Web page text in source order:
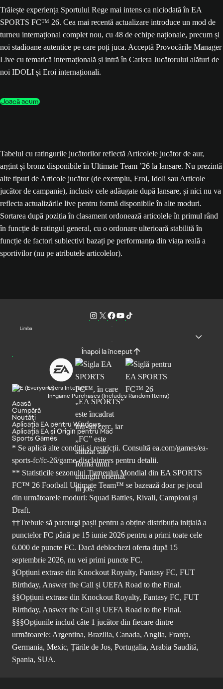
Trăiește experiența Sportului Rege mai intens ca niciodată în EA
SPORTS FC™ 26. Cea mai recentă actualizare introduce un mod de
turneu internațional complet nou, cu 48 de echipe naționale, precum și
noi stadioane autentice pe care poți juca. Acceptă Provocările Manager
Live cu tematică internațională și intră în Cariera Jucătorului alături de
noi IDOLI și Eroi internaționali.
Joacă acum
Tabelul cu ratingurile jucătorilor reflectă Articolele jucător de aur,
argint și bronz disponibile în Ultimate Team ’26 la lansare. Nu prezintă
alte tipuri de Articole jucător (de exemplu, Eroi, Idoli sau Articole
jucător de campanie), inclusiv cele adăugate după lansare, și nici nu va
reflecta actualizările live pentru formă disponibile în alte moduri.
Sortarea după poziția în clasament ordonează articolele în primul rând
în funcție de ratingul general, cu o ordonare ulterioară stabilită în
funcție de factori subiectivi bazați pe performanța din viața reală a
sportivilor (nu pe atributele articolelor).
Limba
Înapoi la început
Users Interact
In-game Purchases (Includes Random Items)
Acasă
Cumpără
Noutăți
Aplicația EA pentru Windows
Aplicația EA și Origin pentru Mac
Sports Games
* Se aplică alte condiții și restricții. Consultă ea.com/games/ea-
sports-fc/fc-26/game-disclaimers pentru detalii.
** Statisticile sezonului Turneului Mondial din EA SPORTS
FC™ 26 Football Ultimate Team™ se bazează doar pe jocul
din următoarele moduri: Squad Battles, Rivali, Campioni și
Draft.
††Trebuie să parcurgi pașii pentru a obține distribuția inițială a
punctelor FC până pe 15 iunie 2026 pentru a primi toate cele
6.000 de puncte FC. Dacă deblochezi oferta după 15
septembrie 2026, nu vei primi puncte FC.
§Opțiuni extrase din Knockout Royalty, Fantasy FC, FUT
Birthday, Answer the Call și UEFA Road to the Final.
§§Opțiuni extrase din Knockout Royalty, Fantasy FC, FUT
Birthday, Answer the Call și UEFA Road to the Final.
§§§Opțiunile includ câte 1 jucător din fiecare dintre
următoarele: Argentina, Brazilia, Canada, Anglia, Franța,
Germania, Mexic, Țările de Jos, Portugalia, Arabia Saudită,
Spania, SUA.